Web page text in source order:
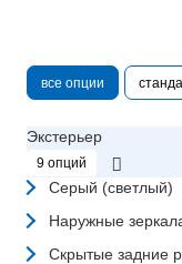
все опции
Экстерьер
9 опций
Серый (светлый)
Наружные
Скрытые задние